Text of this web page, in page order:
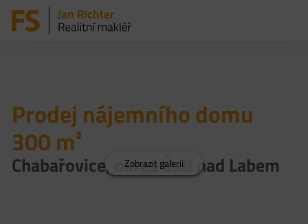
Prodej nájemního domu
300 m²
Chabařovice, okres Ústí nad Labem
Zobrazit galerii